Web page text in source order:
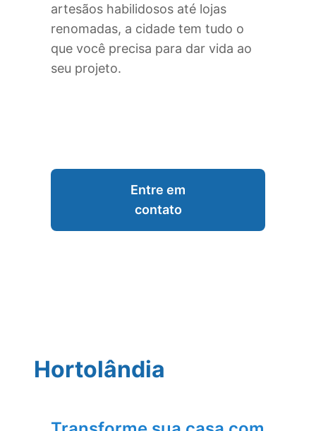
artesãos habilidosos até lojas
renomadas, a cidade tem tudo o
que você precisa para dar vida ao
seu projeto.
Entre em
contato
Hortolândia